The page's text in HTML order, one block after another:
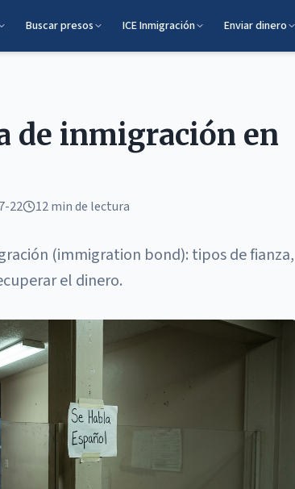
Buscar presos ICE Inmigración Enviar dinero
de inmigración en
22 12 minde lectura
(immigration bond): tipos de fianza,
el dinero.